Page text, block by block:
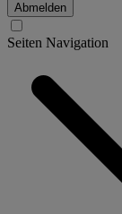
Abmelden
Seiten Navigation